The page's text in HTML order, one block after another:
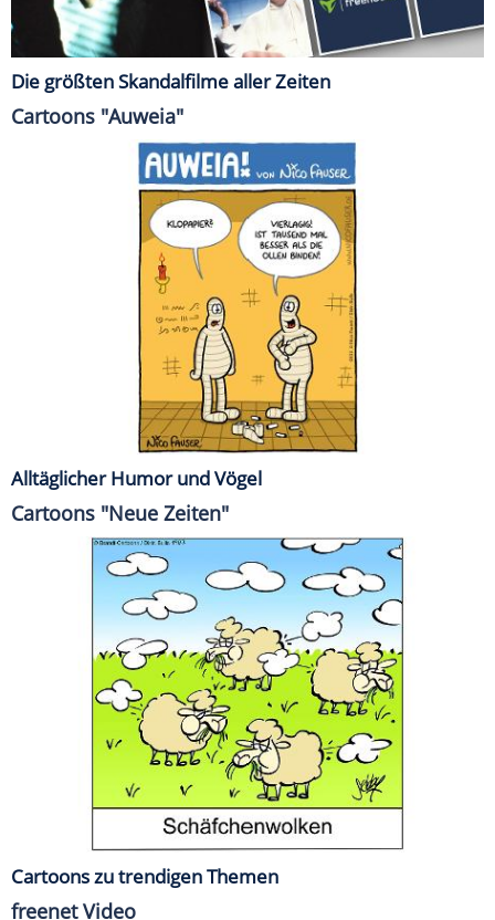
Die größten Skandalfilme aller Zeiten
Cartoons "Auweia"
Alltäglicher Humor und Vögel
Cartoons "Neue Zeiten"
Cartoons zu trendigen Themen
freenet Video